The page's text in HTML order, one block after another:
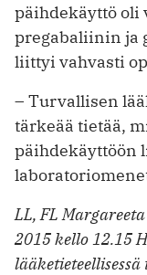
päihdekäyttö oli
pregabaliinin ja
liittyi vahvasti
– Turvallisen
tärkeää tietää,
päihdekäyttöön
LL, FL
2015 kello 12.15
lääketieteellisessä